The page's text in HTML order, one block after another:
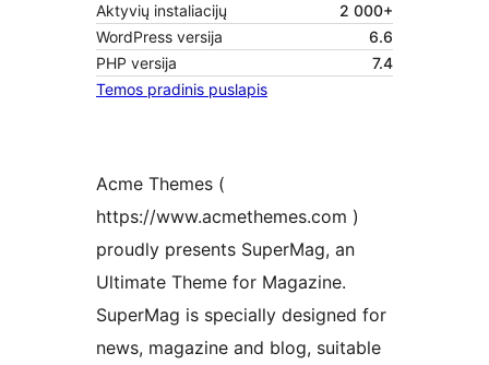
Aktyvių instaliacijų
2 000+
WordPress versija
6.6
PHP versija
7.4
Temos pradinis puslapis
Acme Themes (
https://www.acmethemes.com )
proudly presents SuperMag, an
Ultimate Theme for Magazine.
SuperMag is specially designed for
news, magazine and blog, suitable